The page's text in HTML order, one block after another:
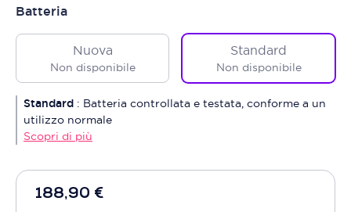
188,90 €
Batteria
Nuova
Non disponibile
Standard
Non disponibile
Standard : Batteria controllata e testata, conforme a un
utilizzo normale
Scopri di più